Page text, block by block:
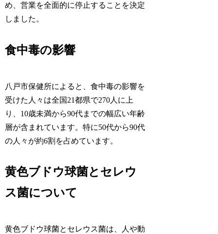
め、営業を全面的に停止することを決定
しました。
食中毒の影響
八戸市保健所によると、食中毒の影響を
受けた人々は全国21都県で270人に上
り、10歳未満から90代までの幅広い年齢
層が含まれています。特に50代から90代
の人々が約6割を占めています。
黄色ブドウ球菌とセレウ
ス菌について
黄色ブドウ球菌とセレウス菌は、人や動